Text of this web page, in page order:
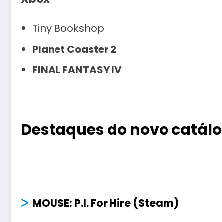
Tiny Bookshop
Planet Coaster 2
FINAL FANTASY IV
Destaques do novo
ᐳ MOUSE: P.I. For Hire (Steam)